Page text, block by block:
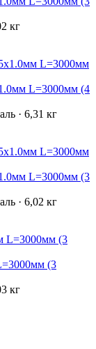
кг
L=3000мм (4
· 6,31 кг
L=3000мм (3
· 6,02 кг
(3
кг